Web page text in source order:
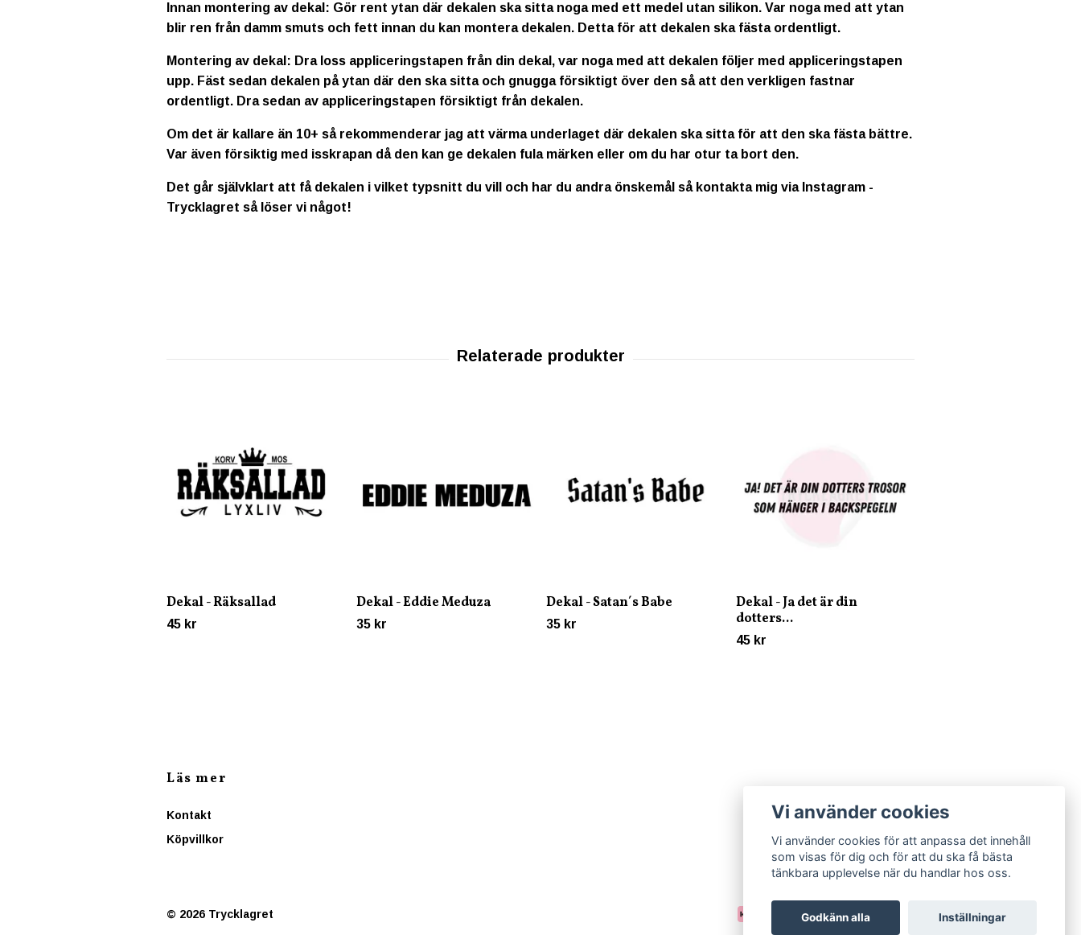
Innan montering av dekal: Gör rent ytan där dekalen ska sitta noga med ett medel utan silikon. Var noga med att ytan
blir ren från damm smuts och fett innan du kan montera dekalen. Detta för att dekalen ska fästa ordentligt.
Montering av dekal: Dra loss appliceringstapen från din dekal, var noga med att dekalen följer med appliceringstapen
upp. Fäst sedan dekalen på ytan där den ska sitta och gnugga försiktigt över den så att den verkligen fastnar
ordentligt. Dra sedan av appliceringstapen försiktigt från dekalen.
Om det är kallare än 10+ så rekommenderar jag att värma underlaget där dekalen ska sitta för att den ska fästa bättre.
Var även försiktig med isskrapan då den kan ge dekalen fula märken eller om du har otur ta bort den.
Det går självklart att få dekalen i vilket typsnitt du vill och har du andra önskemål så kontakta mig via Instagram -
Trycklagret så löser vi något!
Dekal - Räksallad
45 kr
Dekal - Eddie Meduza
35 kr
Dekal - Satan´s Babe
35 kr
Dekal - Ja det är din
dotters...
45 kr
Läs mer
Kontakt
Köpvillkor
© 2026 Trycklagret
Vi använder cookies
Vi använder cookies för att anpassa det innehåll
som visas för dig och för att du ska få bästa
tänkbara upplevelse när du handlar hos oss.
Godkänn alla Inställningar